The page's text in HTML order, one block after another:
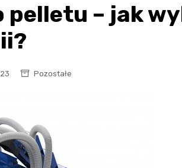
pelletu – jak
Pozostałe